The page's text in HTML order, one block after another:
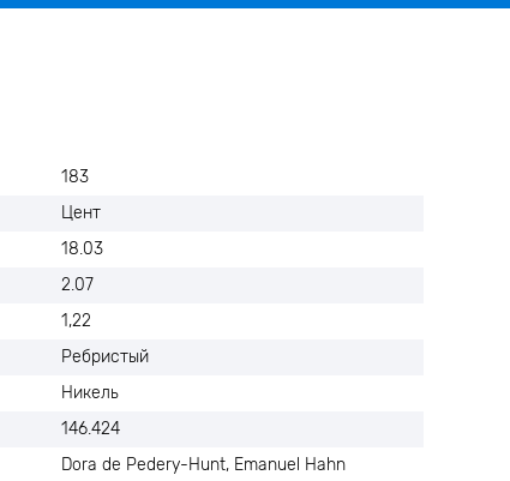
183
Цент
18.03
2.07
1,22
Ребристый
Никель
146.424
Dora de Pedery-Hunt, Emanuel Hahn